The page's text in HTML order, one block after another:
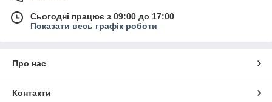
Сьогодні працює з 09:00 до 17:00
Показати весь графік роботи
Про нас
Контакти